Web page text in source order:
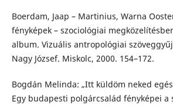
Boerdam, Jaap – Martinius, Warna
fényképek – szociológiai
album. Vizuális antropológiai
Nagy József. Miskolc, 2000. 154–172.
Bogdán Melinda: „Itt küldöm neked
Egy budapesti polgárcsalád fényképei a